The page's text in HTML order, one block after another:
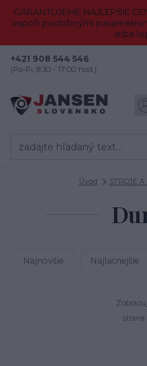
GARANTUJEME NAJLEPŠIE
aspoň podobnými
ešte
+421 908 544 546
(Po-Pi, 8:30 - 17:00 hod.)
Úvod STROJE
Najnovšie Najlacnejšie
strana